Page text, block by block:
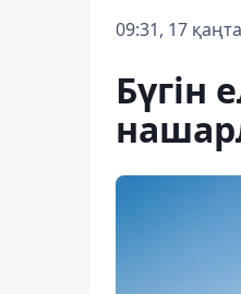
09:31, 17
Бүгін